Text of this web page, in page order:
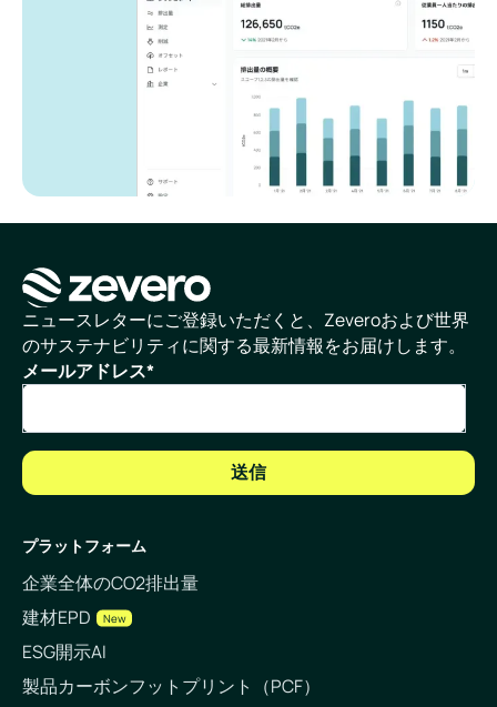
ホームページ
ニュースレターにご登録いただくと、Zeveroおよび世界
のサステナビリティに関する最新情報をお届けします。
メールアドレス*
プラットフォーム
企業全体のCO2排出量
建材EPD
New
ESG開示AI
製品カーボンフットプリント（PCF）